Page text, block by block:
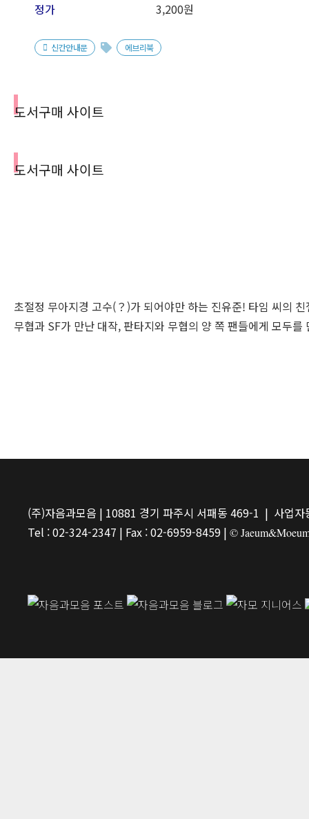
정가
3,200원
신간안내문 에브리북
도서구매 사이트
도서구매 사이트
초절정 무아지경 고수(？)가 되어야만 하는 진유준! 타임 씨의
무협과 SF가 만난 대작, 판타지와 무협의 양 쪽 팬들에게 모두를
(주)자음과모음 | 10881 경기 파주시 서패동 469-1 | 사업
Tel : 02-324-2347 | Fax : 02-6959-8459 | ©